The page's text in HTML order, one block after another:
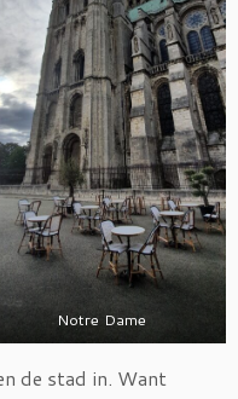
Notre Dame
de stad in. Want